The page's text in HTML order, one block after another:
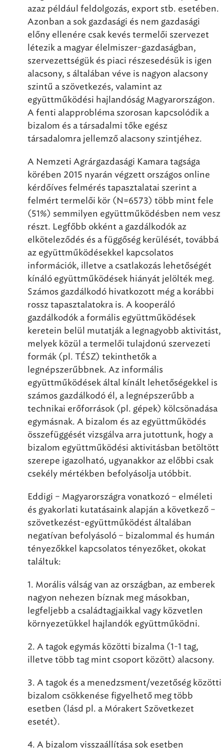
azaz például feldolgozás, export stb. esetében.
Azonban a sok gazdasági és nem gazdasági
előny ellenére csak kevés termelői szervezet
létezik a magyar élelmiszer-gazdaságban,
szervezettségük és piaci részesedésük is igen
alacsony, s általában véve is nagyon alacsony
szintű a szövetkezés, valamint az
együttműködési hajlandóság Magyarországon.
A fenti alapprobléma szorosan kapcsolódik a
bizalom és a társadalmi tőke egész
társadalomra jellemző alacsony szintjéhez.
A Nemzeti Agrárgazdasági Kamara tagsága
körében 2015 nyarán végzett országos online
kérdőíves felmérés tapasztalatai szerint a
felmért termelői kör (N=6573) több mint fele
(51%) semmilyen együttműködésben nem vesz
részt. Legfőbb okként a gazdálkodók az
elköteleződés és a függőség kerülését, továbbá
az együttműködésekkel kapcsolatos
információk, illetve a csatlakozás lehetőségét
kínáló együttműködések hiányát jelölték meg.
Számos gazdálkodó hivatkozott még a korábbi
rossz tapasztalatokra is. A kooperáló
gazdálkodók a formális együttműködések
keretein belül mutatják a legnagyobb aktivitást,
melyek közül a termelői tulajdonú szervezeti
formák (pl. TÉSZ) tekinthetők a
legnépszerűbbnek. Az informális
együttműködések által kínált lehetőségekkel is
számos gazdálkodó él, a legnépszerűbb a
technikai erőforrások (pl. gépek) kölcsönadása
egymásnak. A bizalom és az együttműködés
összefüggését vizsgálva arra jutottunk, hogy a
bizalom együttműködési aktivitásban betöltött
szerepe igazolható, ugyanakkor az előbbi csak
csekély mértékben befolyásolja utóbbit.
Eddigi – Magyarországra vonatkozó – elméleti
és gyakorlati kutatásaink alapján a következő –
szövetkezést-együttműködést általában
negatívan befolyásoló – bizalommal és humán
tényezőkkel kapcsolatos tényezőket, okokat
találtuk:
1. Morális válság van az országban, az emberek
nagyon nehezen bíznak meg másokban,
legfeljebb a családtagjaikkal vagy közvetlen
környezetükkel hajlandók együttműködni.
2. A tagok egymás közötti bizalma (1-1 tag,
illetve több tag mint csoport között) alacsony.
3. A tagok és a menedzsment/vezetőség közötti
bizalom csökkenése figyelhető meg több
esetben (lásd pl. a Mórakert Szövetkezet
esetét).
4. A bizalom visszaállítása sok esetben